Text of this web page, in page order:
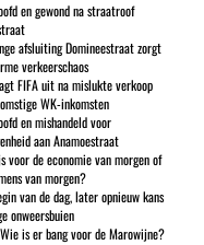
en gewond na straatroof
afsluiting Domineestraat zorgt
verkeerschaos
FIFA uit na mislukte verkoop
WK-inkomsten
en mishandeld voor
aan Anamoestraat
voor de economie van morgen of
van morgen?
van de dag, later opnieuw kans
onweersbuien
is er bang voor de Marowijne?